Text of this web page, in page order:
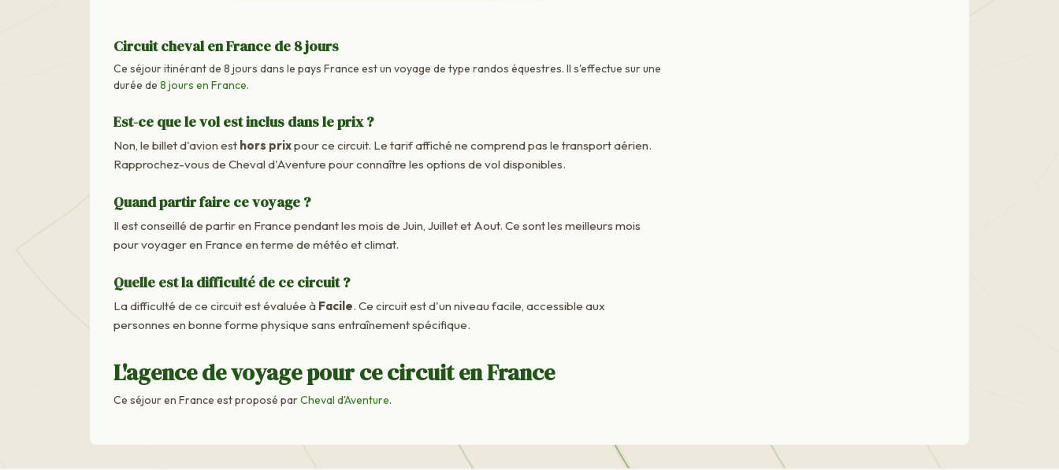
Circuit cheval en France de 8 jours
Ce séjour itinérant de 8 jours dans le pays France est un voyage de type randos équestres. Il s'effectue sur une
durée de 8 jours en France.
Est-ce que le vol est inclus dans le prix ?
Non, le billet d'avion est hors prixpour ce circuit. Le tarif affiché ne comprend pas le transport aérien.
Rapprochez-vous de Cheval d'Aventure pour connaître les options de vol disponibles.
Quand partir faire ce voyage ?
Il est conseillé de partir en France pendant les mois de Juin, Juillet et Aout. Ce sont les meilleurs mois
pour voyager en France en terme de météo et climat.
Quelle est la difficulté de ce circuit ?
La difficulté de ce circuit est évaluée à Facile. Ce circuit est d'un niveau facile, accessible aux
personnes en bonne forme physique sans entraînement spécifique.
L'agence de voyage pour ce circuit en France
Ce séjour en France est proposé parCheval d'Aventure.